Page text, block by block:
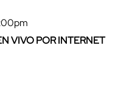
VIVO POR INTERNET